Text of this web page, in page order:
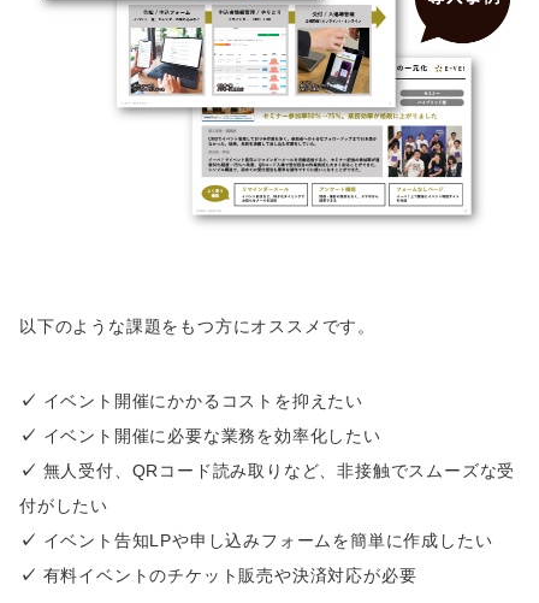
以下のような課題をもつ方にオススメです。
✓ イベント開催にかかるコストを抑えたい
✓ イベント開催に必要な業務を効率化したい
✓ 無人受付、QRコード読み取りなど、非接触でスムーズな受
付がしたい
✓ イベント告知LPや申し込みフォームを簡単に作成したい
✓ 有料イベントのチケット販売や決済対応が必要